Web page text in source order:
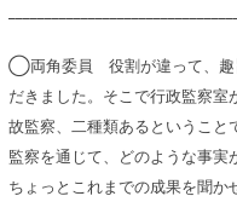
◯両角委員 役割が違って、趣
だきました。そこで行政監察室
故監察、二種類あるということ
監察を通じて、どのような事実
ちょっとこれまでの成果を聞か